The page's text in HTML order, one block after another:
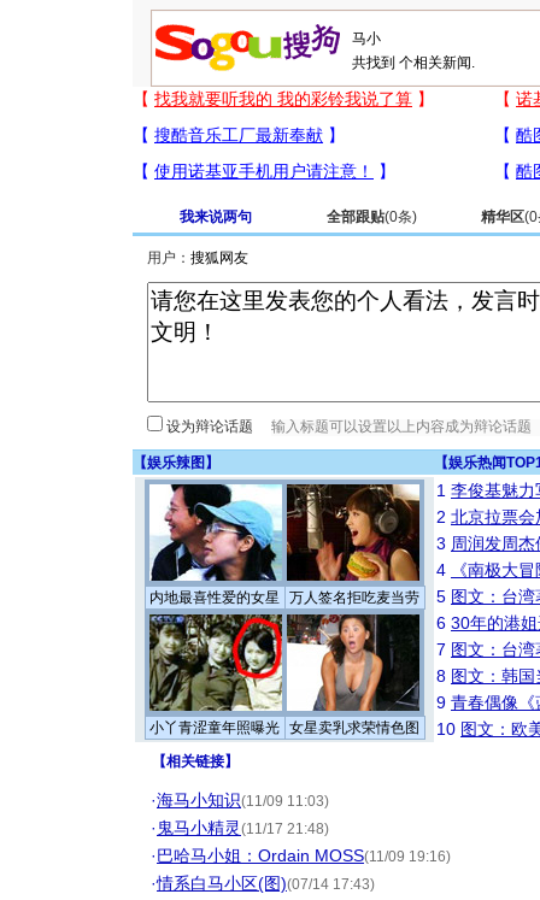
共找到 个相关新闻.
我来说两句 全部跟贴(0条) 精华区(0
用户：
设为辩论话题
【娱乐辣图 】 【娱乐热闻
内地最喜性爱的女星 万人签名拒吃麦当劳
小丫青涩童年照曝光 女星卖乳求荣情色图
1 李俊基魅力
2 北京拉票
3 周润发周
4
《南极大
5 图文：台
6 30年的港
7 图文：台
8 图文：韩
9 青春偶像《
10 图文：欧
【相关链接】
·海马小知识(11/09 11:03)
· 鬼马小精灵(11/17 21:48)
·巴哈马小姐：Ordain MOSS(11/09 19:16)
·情系白马小区(图)(07/14 17:43)